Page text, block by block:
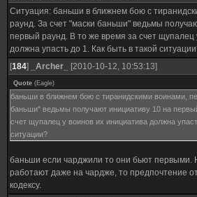
Ситуация: баньши в ближнем бою с
раунд. За счет "маски баньши" ведьмы
первый раунд. В то же время за счет щупалец
должна упасть до 1. Как быть в такой
[184] _Archer_ [2010-10-12, 10:53:13]
Quote (Eagle)
баньши в ближнем бою с тиранидскими воинами,
баньши" ведьмы получают инициативу 10 на
счет щупалец у воинов их инициатива должна
ситуации?
баньши если чарджили то они бьют первыми.
работают даже на чардже, то предпочтение
кодексу.